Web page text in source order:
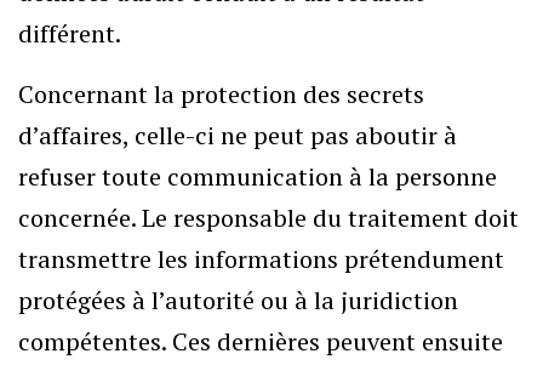
différent.
Concernant la protection des secrets
d’affaires, celle-ci ne peut pas aboutir à
refuser toute communication à la personne
concernée. Le responsable du traitement doit
transmettre les informations prétendument
protégées à l’autorité ou à la juridiction
compétentes. Ces dernières peuvent ensuite